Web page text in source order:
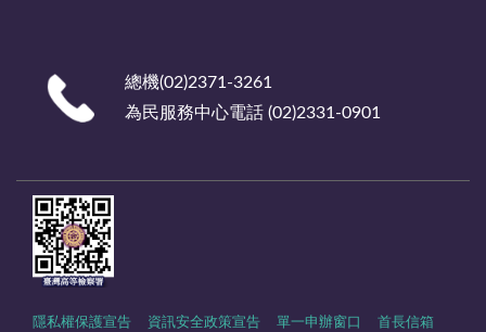
總機(02)2371-3261
為民服務中心電話 (02)2331-0901
隱私權保護宣告 資訊安全政策宣告 單一申辦窗口 首長信箱